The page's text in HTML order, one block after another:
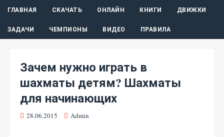
ГЛАВНАЯ СКАЧАТЬ ОНЛАЙН КНИГИ ДВИЖКИ
ЗАДАЧИ ЧЕМПИОНЫ ВИДЕО ПРАВИЛА
Зачем нужно играть в
шахматы детям? Шахматы
для начинающих
28.06.2015 Admin